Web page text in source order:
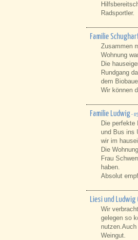
Radsportler.
Familie
Zusammen
Wohnung
Die
Rundgang
dem
Wir können
Familie Ludwig-
Die perfekte
und Bus ins
wir im
Die
Frau
haben.
Absolut
Liesi und
Wir
gelegen so
Weingut.